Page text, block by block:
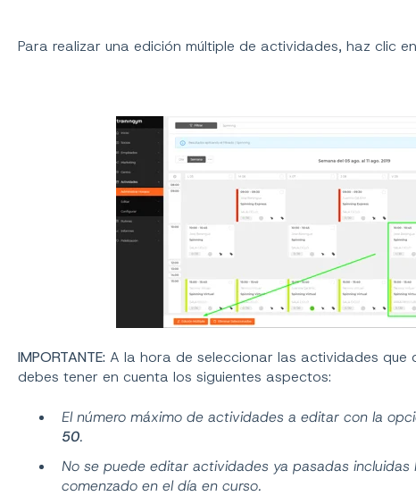
Para realizar una edición múltiple de actividades, haz clic
IMPORTANTE: A la hora de seleccionar las actividades que
debes tener en cuenta los siguientes aspectos:
El número máximo de actividades a editar con la
50.
No se puede editar actividades ya pasadas
comenzado en el día en curso.